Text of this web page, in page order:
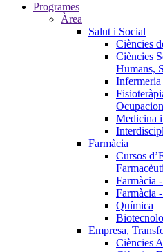
Programes
Àrea
Salut i Social
Ciències
Ciències
Humans,
Infermeria
Medicina
Farmàcia
Cursos
Farmàcia
Farmàcia
Química
Empresa,
Ciències